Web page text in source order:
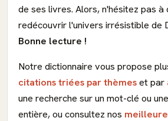
de ses livres. Alors, n'hésitez pas à
redécouvrir l'univers irrésistible de
Bonne lecture !
Notre dictionnaire vous propose
citations triées par thèmeset par
une recherche sur un mot-clé ou
entière, ou consultez nos